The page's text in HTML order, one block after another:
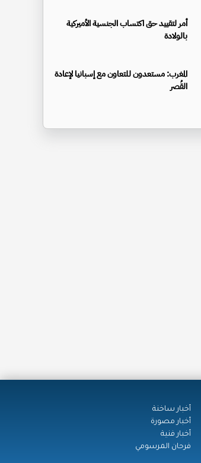
أمر لتقييد حق اكتساب الجنسية الأميركية
بالولادة
المغرب: مستعدون للتعاون مع إسبانيا لإعادة
القُصر
أخبار ساخنة
أخبار مصورة
أخبار فنية
فرحان المرسومي